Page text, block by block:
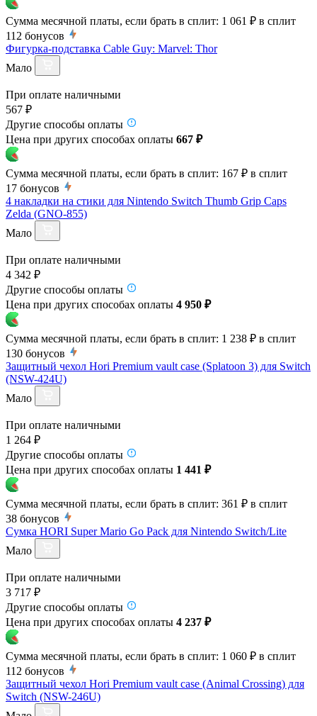
Сумма месячной платы, если брать в сплит: 1 061 ₽ в сплит
112 бонусов
Фигурка-подставка Cable Guy: Marvel: Thor
Мало
При оплате наличными
567 ₽
Другие способы оплаты
Цена при других способах оплаты 667 ₽
Сумма месячной платы, если брать в сплит: 167 ₽ в сплит
17 бонусов
4 накладки на стики для Nintendo Switch Thumb Grip Caps
Zelda (GNO-855)
Мало
При оплате наличными
4 342 ₽
Другие способы оплаты
Цена при других способах оплаты 4 950 ₽
Сумма месячной платы, если брать в сплит: 1 238 ₽ в сплит
130 бонусов
Защитный чехол Hori Premium vault case (Splatoon 3) для Switch
(NSW-424U)
Мало
При оплате наличными
1 264 ₽
Другие способы оплаты
Цена при других способах оплаты 1 441 ₽
Сумма месячной платы, если брать в сплит: 361 ₽ в сплит
38 бонусов
Сумка HORI Super Mario Go Pack для Nintendo Switch/Lite
Мало
При оплате наличными
3 717 ₽
Другие способы оплаты
Цена при других способах оплаты 4 237 ₽
Сумма месячной платы, если брать в сплит: 1 060 ₽ в сплит
112 бонусов
Защитный чехол Hori Premium vault case (Animal Crossing) для
Switch (NSW-246U)